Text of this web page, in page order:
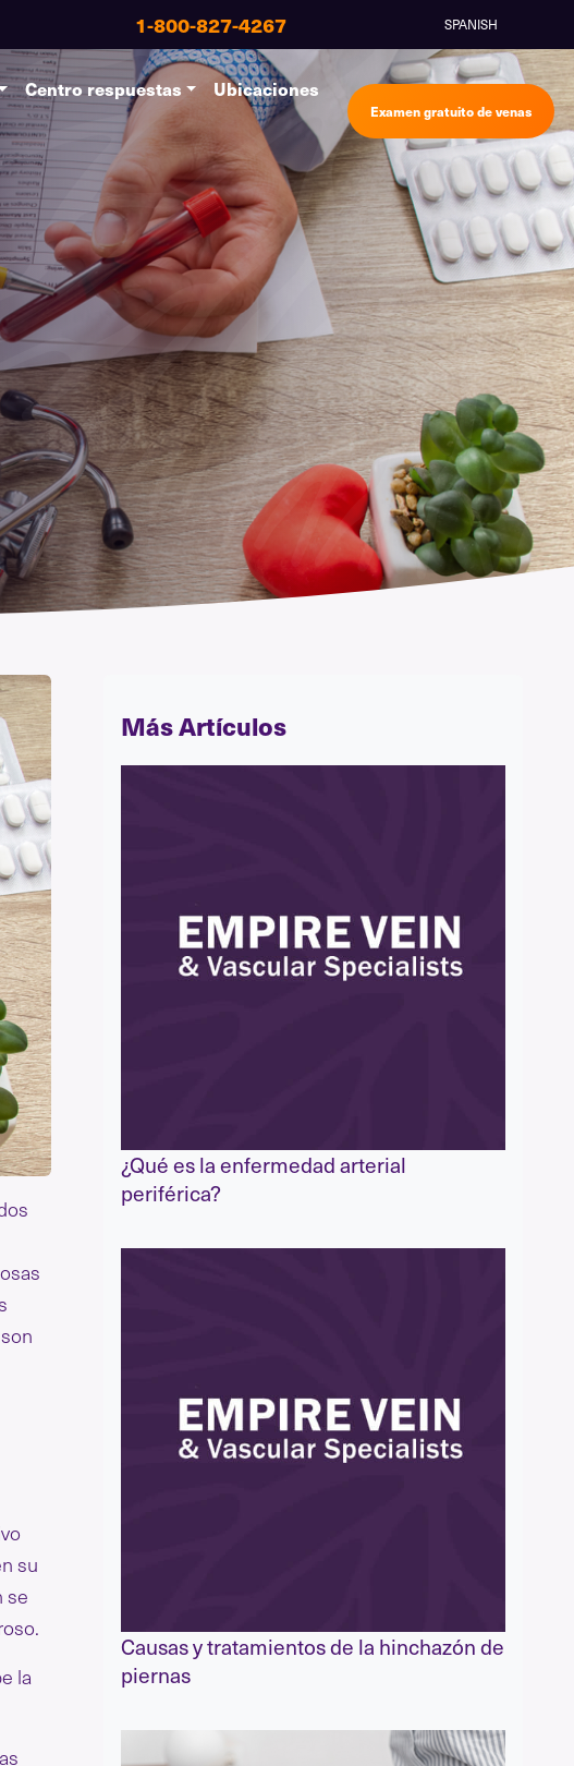
1-800-827-4267 SPANISH
Centro respuestas
Ubicaciones
Examen gratuito de venas
su
se
la
Más Artículos
¿Qué es la enfermedad arterial
periférica?
Causas y tratamientos de la hinchazón de
piernas